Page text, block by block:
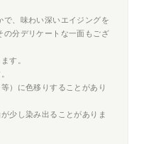
で、味わい深いエイジングを
の分デリケートな一面もござ
す。
）に色移りすることがあり
少し染み出ることがありま